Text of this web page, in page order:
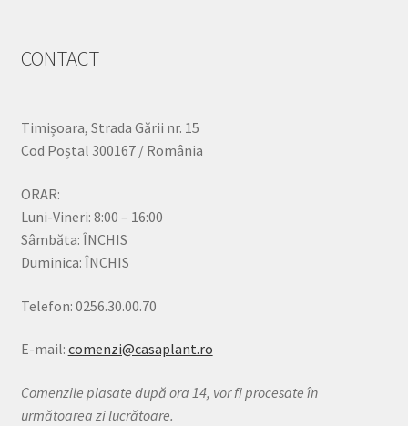
CONTACT
Timișoara, Strada Gării nr. 15
Cod Poștal 300167 / România
ORAR:
Luni-Vineri: 8:00 – 16:00
Sâmbăta: ÎNCHIS
Duminica: ÎNCHIS
Telefon: 0256.30.00.70
E-mail: comenzi@casaplant.ro
Comenzile plasate după ora 14, vor fi procesate în
următoarea zi lucrătoare.